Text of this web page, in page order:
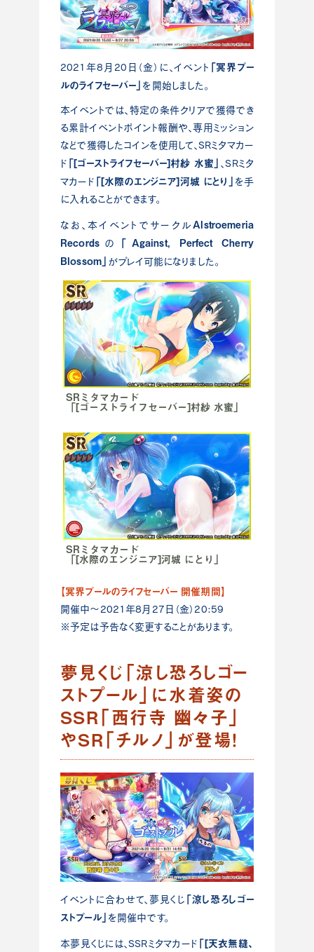
2021年8月20日（金）に、イベント 「冥界プー
ルのライフセーバー」 を開始しました。
本イベントでは、特定の条件クリアで獲得でき
る累計イベントポイント報酬や、専用ミッション
などで獲得したコインを使用して、SRミタマカー
ド 「[ゴーストライフセーバー]村紗 水蜜」 、SRミタ
マカード 「[水際のエンジニア]河城 にとり」 を手
に入れることができます。
なお、本イベントでサークルAlstroemeria
Recordsの
「Against, Perfect Cherry
Blossom」 がプレイ可能になりました。
SRミタマカード
「[ゴーストライフセーバー]村紗 水蜜」
SRミタマカード
「[水際のエンジニア]河城 にとり」
【冥界プールのライフセーバー 開催期間】
開催中～2021年8月27日（金）20:59
※予定は予告なく変更することがあります。
夢見くじ「涼し恐ろしゴー
ストプール」に水着姿の
SSR「西行寺 幽々子」
やSR「チルノ」が登場！
イベントに合わせて、夢見くじ 「涼し恐ろしゴー
ストプール」 を開催中です。
本夢見くじには、SSRミタマカード 「[天衣無縫、